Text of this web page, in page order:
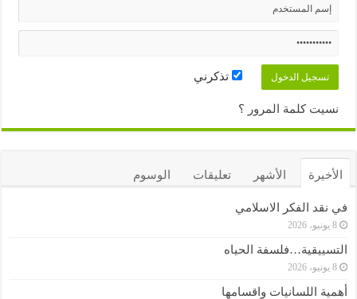
تذكرني
نسيت كلمة المرور ؟
الأخيرة الأشهر تعليقات الوسوم
في نقد الفكر الاسلامي
8 يونيو، 2026
التسييقية…فلسفة الحياه
8 يونيو، 2026
أهمية اللسانيات واقسامها